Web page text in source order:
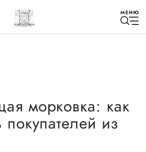
МЕНЮ
морковка: как
из